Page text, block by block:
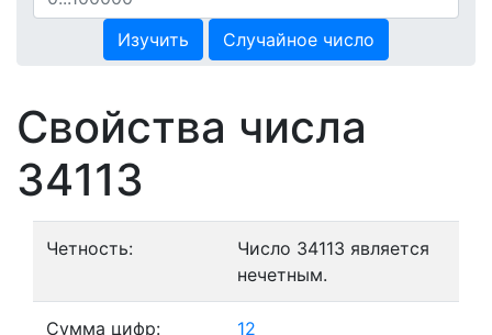
Изучить Случайное число
Свойства числа
34113
Четность:
Число 34113 является
нечетным.
Сумма цифр: 12